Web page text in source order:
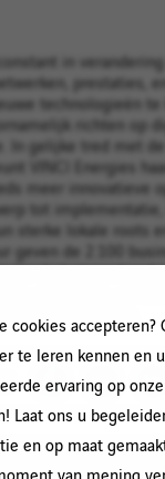
cookies accepteren?
te leren kennen en
ervaring op
Laat ons u
en op maat
van mening
in verandering
prestaties,
technologieën te
richten op
In gelijke tred met
VINCI Energies
meer innovatieve
tot
sterke lokale roots
geven de 2.100
aan de